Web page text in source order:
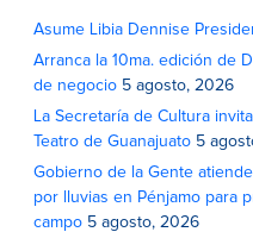
Asume Libia Dennise
Arranca la 10ma. edición de
de negocio 5 agosto, 2026
La Secretaría de Cultura
Teatro de Guanajuato 5
Gobierno de la Gente
por lluvias en Pénjamo para
campo 5 agosto, 2026